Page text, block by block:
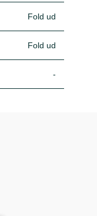
Fold ud
Fold ud
-